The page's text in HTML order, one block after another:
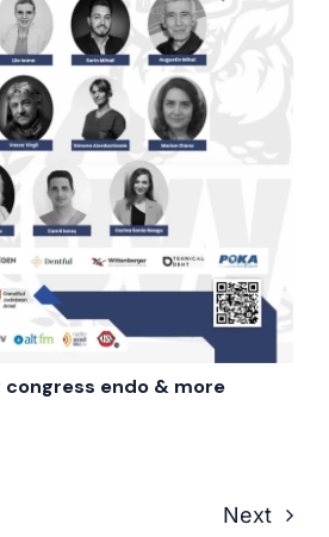
endo & more
Next